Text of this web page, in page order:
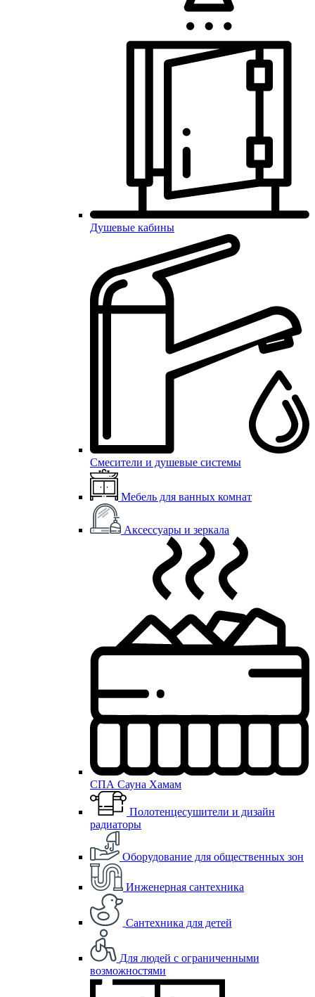
Душевые кабины
Смесители и душевые системы
Мебель для ванных комнат
Аксессуары и зеркала
СПА Сауна Хамам
Полотенцесушители и дизайн
радиаторы
Оборудование для общественных зон
Инженерная сантехника
Сантехника для детей
Для людей с ограниченными
возможностями